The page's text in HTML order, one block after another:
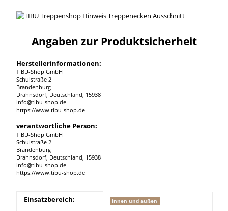
Angaben zur Produktsicherheit
Herstellerinformationen:
TIBU-Shop GmbH
Schulstraße 2
Brandenburg
Drahnsdorf, Deutschland, 15938
info@tibu-shop.de
https://www.tibu-shop.de
verantwortliche Person:
TIBU-Shop GmbH
Schulstraße 2
Brandenburg
Drahnsdorf, Deutschland, 15938
info@tibu-shop.de
https://www.tibu-shop.de
Produkteigenschaft
Wert
Einsatzbereich: innen und außen